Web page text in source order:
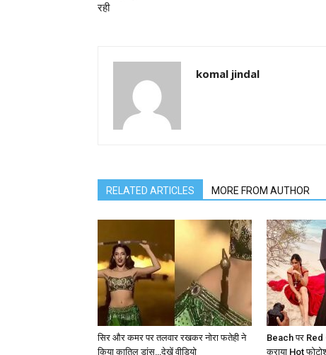
रही
komal jindal
RELATED ARTICLES MORE FROM AUTHOR
सिर और कमर पर तलवार रखकर नोरा फतेही ने
किया कातिल डांस…देखें वीडियो
Beach पर
कराया Hot